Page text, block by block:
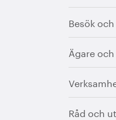
Besök
Ägare
Råd och